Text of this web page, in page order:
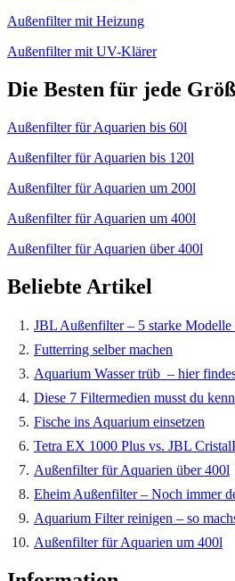
Außenfilter mit Heizung
Außenfilter mit UV-Klärer
Die Besten für jede
Außenfilter für Aquarien bis 60l
Außenfilter für Aquarien bis 120l
Außenfilter für Aquarien um 200l
Außenfilter für Aquarien um 400l
Außenfilter für Aquarien über 400l
Beliebte Artikel
1. JBL Außenfilter – 5 starke
2. Futterring selber machen
3. Aquarium Wasser trüb – hier
4. Diese 7 Filtermedien musst du
5. Fische ins Aquarium einsetzen
6. Tetra EX 1000 Plus vs. JBL
7. Außenfilter für Aquarien über 400l
8. Eheim Außenfilter – Noch immer
9. Aquarium Filter reinigen – so
10. Außenfilter für Aquarien um 400l